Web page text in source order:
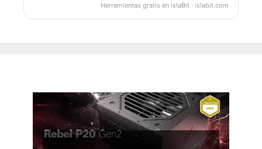
Herramientas gratis en islaBit · islabit.com